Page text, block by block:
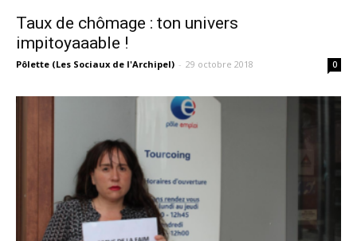
Taux de chômage : ton univers
impitoyaaable !
Pôlette (Les Sociaux de l'Archipel) - 29 octobre 2018 0